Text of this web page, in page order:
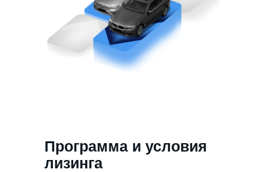
Программа и условия
лизинга